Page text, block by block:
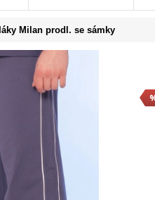
Milan prodl. se sámky